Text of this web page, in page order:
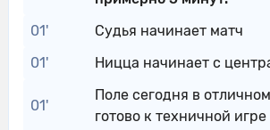
01'
Судья начинает матч
01'
Ницца начинает с
01'
Поле сегодня в
готово к техничной игре